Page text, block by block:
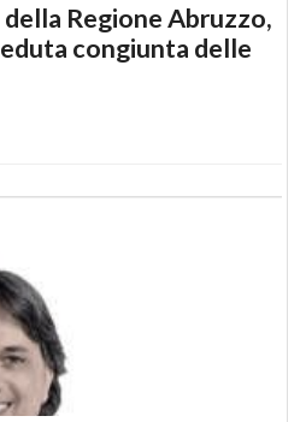
Regione Abruzzo,
congiunta delle